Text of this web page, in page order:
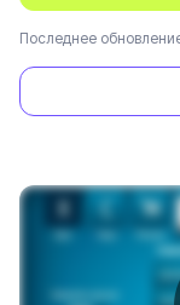
Последнее